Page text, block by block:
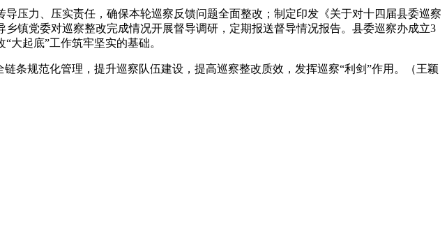
压力、压实责任，确保本轮巡察反馈问题全面整改；制定印发《关于对十四届县委巡察
镇党委对巡察整改完成情况开展督导调研，定期报送督导情况报告。县委巡察办成立3
大起底”工作筑牢坚实的基础。
条规范化管理，提升巡察队伍建设，提高巡察整改质效，发挥巡察“利剑”作用。（王颖